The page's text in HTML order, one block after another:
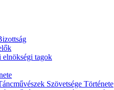
elnökségi tagok
Szövetsége Története